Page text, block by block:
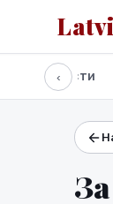
‹
Все новости